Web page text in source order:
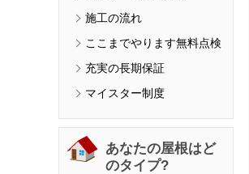
施工の流れ
ここまでやります無料点検
充実の長期保証
マイスター制度
あなたの屋根はど
のタイプ?